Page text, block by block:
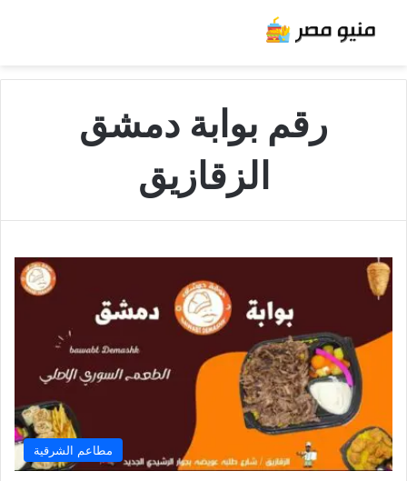
رقم بوابة دمشق
الزقازيق
مطاعم الشرقية